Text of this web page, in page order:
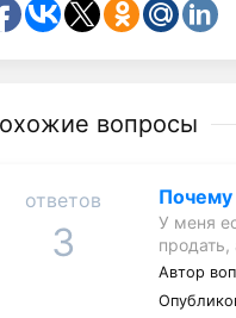
вопросы
ответов
3
Почему
У меня
продать,
Автор